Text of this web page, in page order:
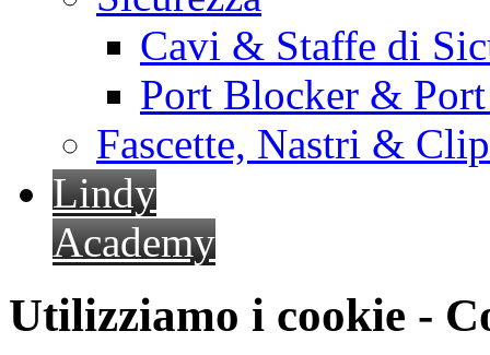
Cavi & Staffe di
Port Blocker &
Fascette, Nastri &
Lindy
Academy
Utilizziamo i cookie -